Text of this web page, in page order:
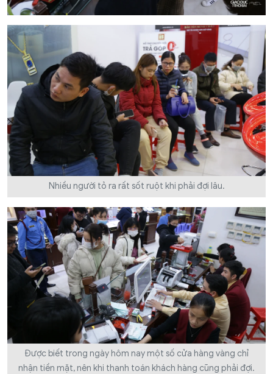
Nhiều người tỏ ra rất sốt ruột khi phải đợi lâu.
Được biết trong ngày hôm nay một số cửa hàng vàng chỉ
nhận tiền mặt, nên khi thanh toán khách hàng cũng phải đợi.